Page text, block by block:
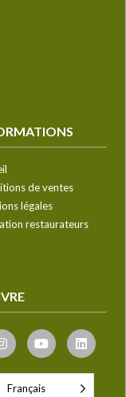
de ventes
légales
restaurateurs
Français